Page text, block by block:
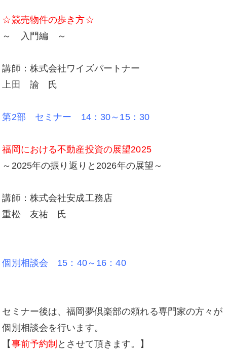
☆競売物件の歩き方☆
～ 入門編 ～
講師：株式会社ワイズパートナー
上田 諭 氏
第2部 セミナー 14：30～15：30
福岡における不動産投資の展望2025
～2025年の振り返りと2026年の展望～
講師：株式会社安成工務店
重松 友祐 氏
個別相談会 15：40～16：40
セミナー後は、福岡夢倶楽部の頼れる専門家の方々が
個別相談会を行います。
【 事前予約制 とさせて頂きます。】